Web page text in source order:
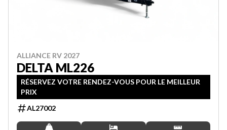
ALLIANCE RV 2027
DELTA ML226
RÉSERVEZ VOTRE RENDEZ-VOUS POUR LE MEILLEUR
PRIX
AL27002